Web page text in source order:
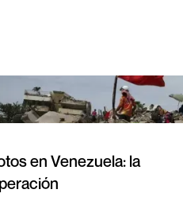
en Venezuela: la